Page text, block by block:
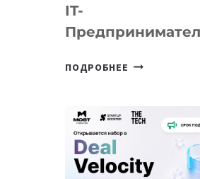
IT-
ПОДРОБНЕЕ ОТ
АЛМАТЫ:
YOUTH